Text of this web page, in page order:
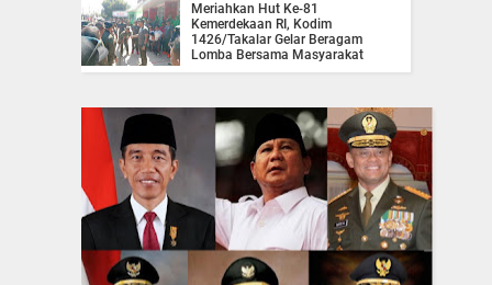
Meriahkan Hut Ke-81
Kemerdekaan RI, Kodim
1426/Takalar Gelar Beragam
Lomba Bersama Masyarakat